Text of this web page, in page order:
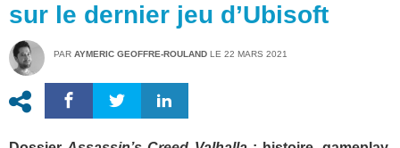
sur le dernier jeu d’Ubisoft
PAR AYMERIC GEOFFRE-ROULAND LE 22 MARS 2021